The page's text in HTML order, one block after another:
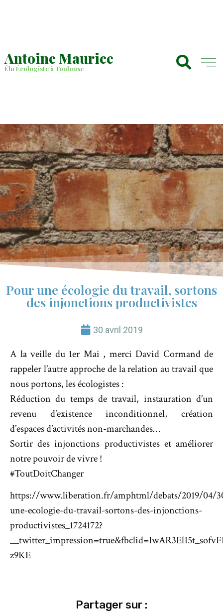
Antoine Maurice
Élu Écologiste à Toulouse
Pour une écologie du travail, sortons
des injonctions productivistes
30 avril 2019
A la veille du 1er Mai , merci David Cormand de
rappeler l’autre approche de la relation au travail que
nous portons, les écologistes :
Réduction du temps de travail, instauration d’un
revenu d’existence inconditionnel, création
d’espaces d’activités non-marchandes…
Sortir des injonctions productivistes et améliorer
notre pouvoir de vivre !
#ToutDoitChanger
https://www.liberation.fr/amphtml/debats/2019/04/
une-ecologie-du-travail-sortons-des-injonctions-
productivistes_1724172?
z9KE
Partager sur :